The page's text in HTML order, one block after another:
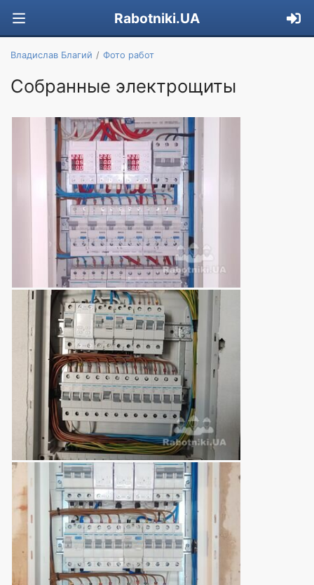
Rabotniki.UA
Владислав Благий Фото работ
Собранные электрощиты